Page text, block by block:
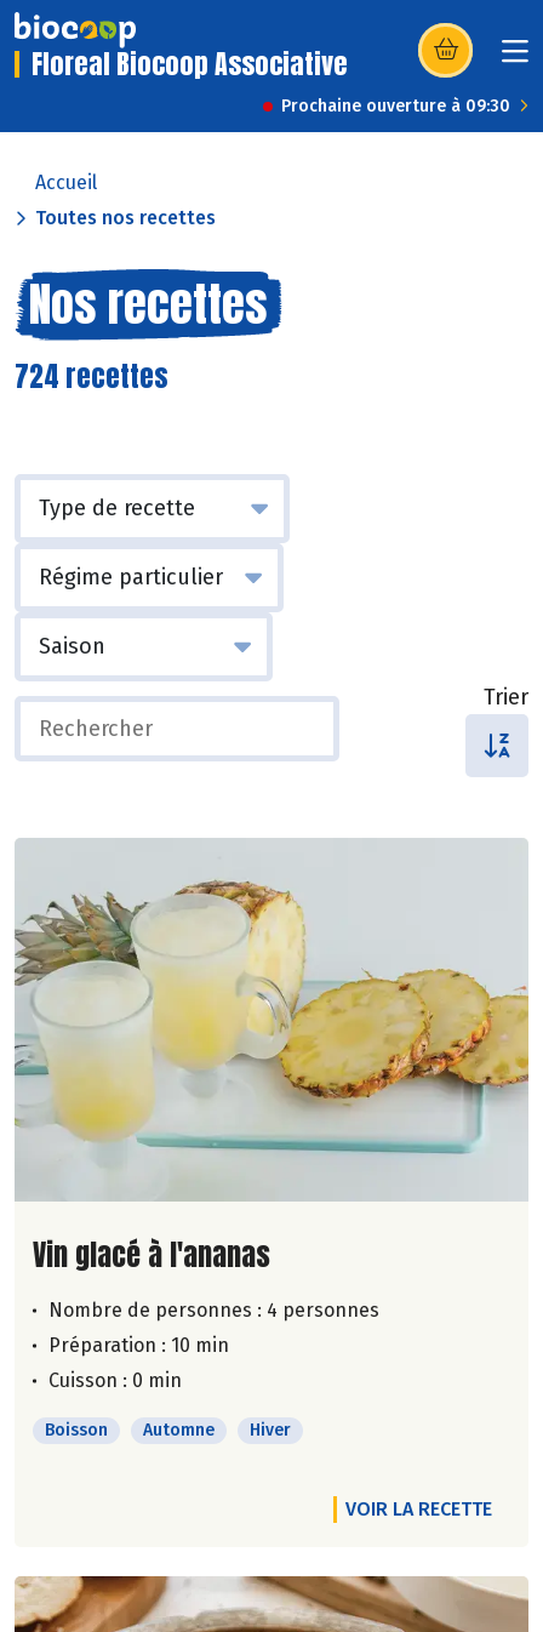
Floreal Biocoop Associative (s’ouvre dans
Prochaine ouverture à 09:30
Accueil
Toutes nos recettes
Nos recettes
724 recettes
Trier
Lire la suite de la recette
Vin glacé à l'ananas
Nombre de personnes : 4 personnes
Préparation : 10 min
Cuisson : 0 min
Boisson Automne Hiver
VOIR LA RECETTE